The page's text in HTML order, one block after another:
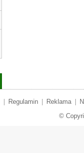
Regulamin Reklama
©